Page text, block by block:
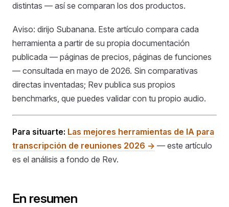
distintas — así se comparan los dos productos.
Aviso: dirijo Subanana. Este artículo compara cada
herramienta a partir de su propia documentación
publicada — páginas de precios, páginas de funciones
— consultada en mayo de 2026. Sin comparativas
directas inventadas; Rev publica sus propios
benchmarks, que puedes validar con tu propio audio.
Para situarte: Las mejores herramientas de IA para
transcripción de reuniones 2026 → — este artículo
es el análisis a fondo de Rev.
En resumen